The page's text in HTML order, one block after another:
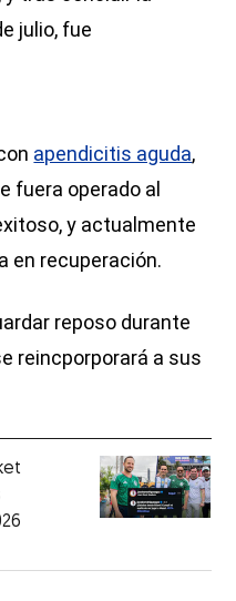
julio, fue
apendicitis aguda,
fuera operado al
y actualmente
en recuperación.
reposo durante
reincporporará a sus